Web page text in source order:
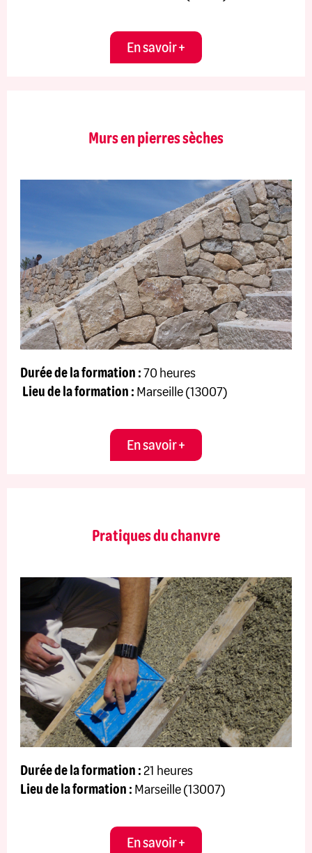
En savoir +
Murs en pierres sèches
Durée de la formation :70 heures
Lieu de la formation :Marseille (13007)
En savoir +
Pratiques du chanvre
Durée de la formation :21 heures
Lieu de la formation :Marseille (13007)
En savoir +